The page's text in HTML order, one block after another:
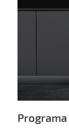
Programa